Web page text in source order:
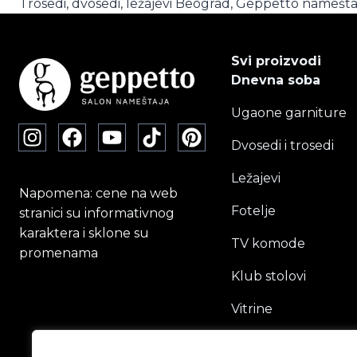
Trosedi, dvosedi, ležajevi Beograd, Geppetto
Napomena: cene na web
stranici su informativnog
karaktera i sklone su
promenama
Svi proizvodi
Dnevna soba
Ugaone garniture
Dvosedi i trosedi
Ležajevi
Fotelje
TV komode
Klub stolovi
Vitrine